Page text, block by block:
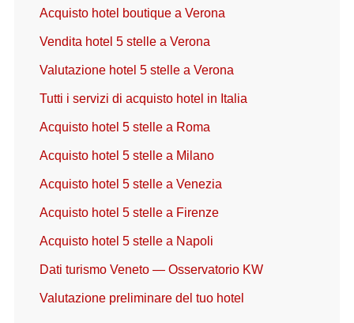
Acquisto hotel boutique a Verona
Vendita hotel 5 stelle a Verona
Valutazione hotel 5 stelle a Verona
Tutti i servizi di acquisto hotel in Italia
Acquisto hotel 5 stelle a Roma
Acquisto hotel 5 stelle a Milano
Acquisto hotel 5 stelle a Venezia
Acquisto hotel 5 stelle a Firenze
Acquisto hotel 5 stelle a Napoli
Dati turismo Veneto — Osservatorio KW
Valutazione preliminare del tuo hotel